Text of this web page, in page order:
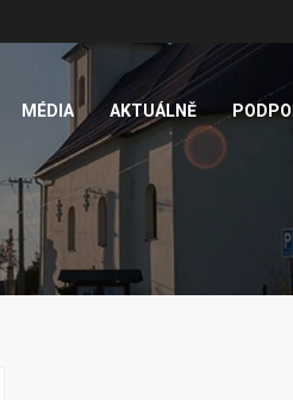
MÉDIA AKTUÁLNĚ